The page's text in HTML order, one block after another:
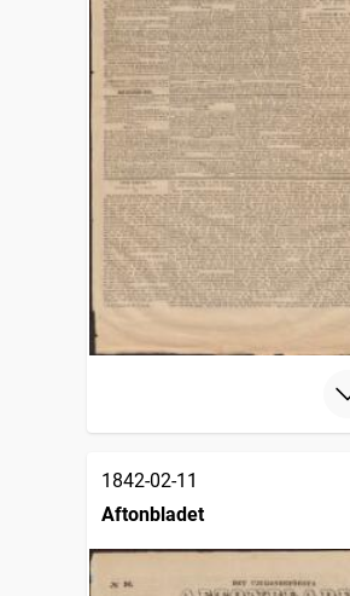
1842-02-11
Aftonbladet